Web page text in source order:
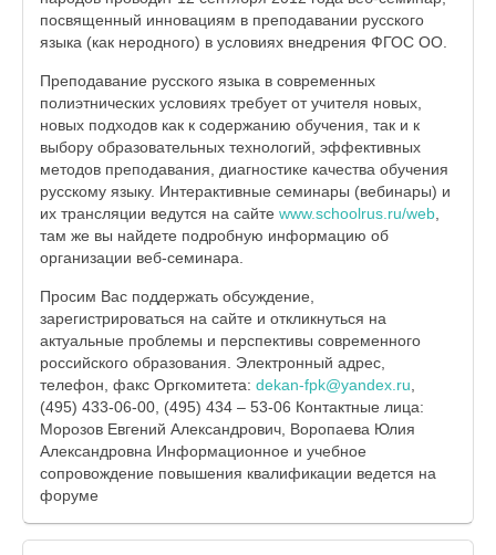
посвященный инновациям в преподавании русского
языка (как неродного) в условиях внедрения ФГОС ОО.
Преподавание русского языка в современных
полиэтнических условиях требует от учителя новых,
новых подходов как к содержанию обучения, так и к
выбору образовательных технологий, эффективных
методов преподавания, диагностике качества обучения
русскому языку. Интерактивные семинары (вебинары) и
их трансляции ведутся на сайте www.schoolrus.ru/web
там же вы найдете подробную информацию об
организации веб-семинара.
Просим Вас поддержать обсуждение,
зарегистрироваться на сайте и откликнуться на
актуальные проблемы и перспективы современного
российского образования. Электронный адрес,
телефон, факс Оргкомитета: dekan-fpk@yandex.ru
(495) 433-06-00, (495) 434 – 53-06 Контактные лица:
Морозов Евгений Александрович, Воропаева Юлия
Александровна Информационное и учебное
сопровождение повышения квалификации ведется на
форуме